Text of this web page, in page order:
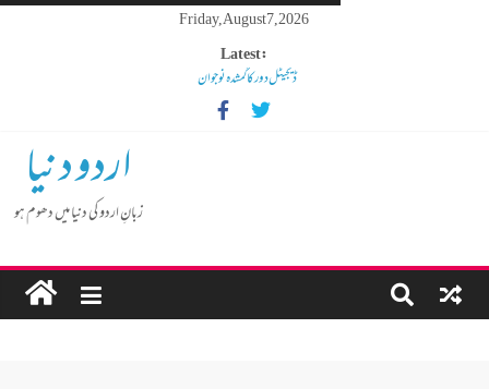
Friday, August 7, 2026
Latest:
ڈیجیٹل دور کا گمشدہ نوجوان
مہنگائی کا بوجھ پس رہا ہے مڈل کلاس انسان
کم عمر لڑکوں میں بڑھتی ہوئی نشے کی لت
گوشالہ کی زمین بتا کر سوسالہ پرانے قبرستان پر انتظامیہ نے چلا دیااردو دنیا
زبانِ اردو کی دنیا میں دھوم ہو